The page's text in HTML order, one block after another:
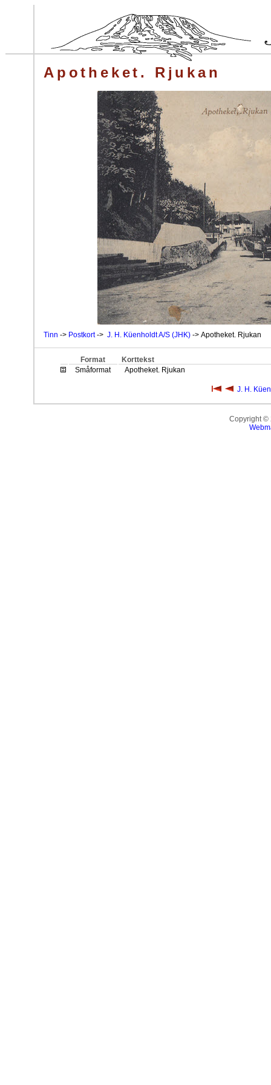
Apotheket. Rjukan
Tinn -> Postkort-> J. H. Küenholdt A/S (JHK) -> Apotheket. Rjukan
Format
Korttekst
Småformat
Apotheket. Rjukan
J. H.
Copyright ©